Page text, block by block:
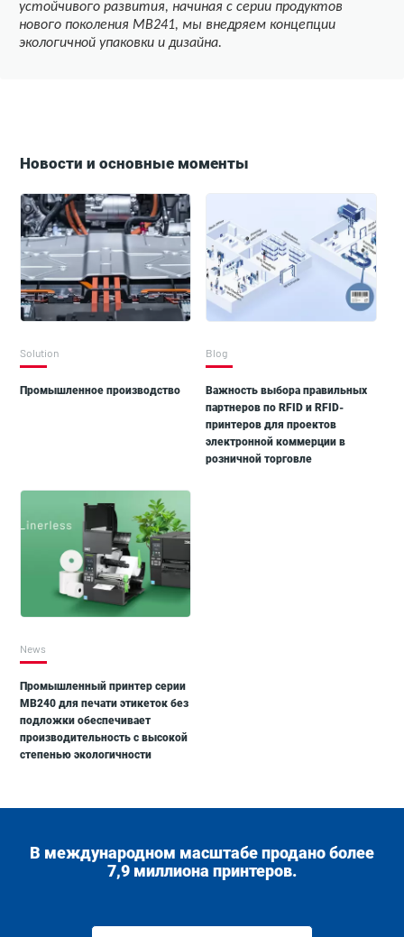
устойчивого развития, начиная с серии продуктов
нового поколения MB241, мы внедряем концепции
экологичной упаковки и дизайна.
Новости и основные моменты
Solution
Промышленное производство
Blog
Важность выбора правильных
партнеров по RFID и RFID-
принтеров для проектов
электронной коммерции в
розничной торговле
News
Промышленный принтер серии
MB240 для печати этикеток без
подложки обеспечивает
производительность с высокой
степенью экологичности
В международном масштабе продано более
7,9 миллиона принтеров.